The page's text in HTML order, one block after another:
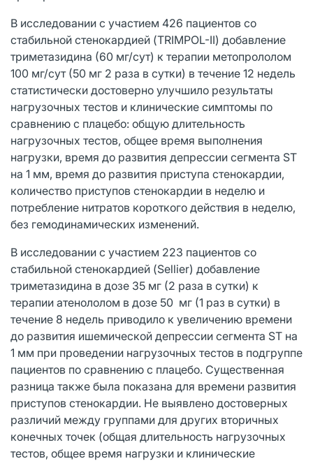
В исследовании с участием 426 пациентов со
стабильной стенокардией (TRIMPOL-II) добавление
триметазидина (60 мг/сут) к терапии метопрололом
100 мг/сут (50 мг 2 раза в сутки) в течение 12 недель
статистически достоверно улучшило результаты
нагрузочных тестов и клинические симптомы по
сравнению с плацебо: общую длительность
нагрузочных тестов, общее время выполнения
нагрузки, время до развития депрессии сегмента ST
на 1 мм, время до развития приступа стенокардии,
количество приступов стенокардии в неделю и
потребление нитратов короткого действия в неделю,
без гемодинамических изменений.
В исследовании с участием 223 пациентов со
стабильной стенокардией (Sellier) добавление
триметазидина в дозе 35 мг (2 раза в сутки) к
терапии атенололом в дозе 50 мг (1 раз в сутки) в
течение 8 недель приводило к увеличению времени
до развития ишемической депрессии сегмента ST на
1 мм при проведении нагрузочных тестов в подгруппе
пациентов по сравнению с плацебо. Существенная
разница также была показана для времени развития
приступов стенокардии. Не выявлено достоверных
различий между группами для других вторичных
конечных точек (общая длительность нагрузочных
тестов, общее время нагрузки и клинические